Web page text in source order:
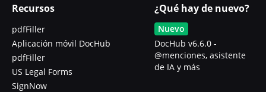
Recursos
pdfFiller
Aplicación móvil DocHub
pdfFiller
US Legal Forms
SignNow
¿Qué hay de nuevo?
Nuevo
DocHub v6.6.0 -
@menciones, asistente
de IA y más